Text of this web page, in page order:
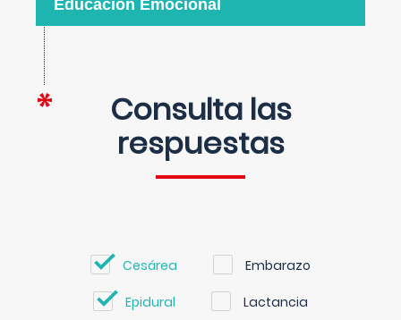
Educación Emocional
Consulta las
respuestas
Cesárea Embarazo
Epidural Lactancia